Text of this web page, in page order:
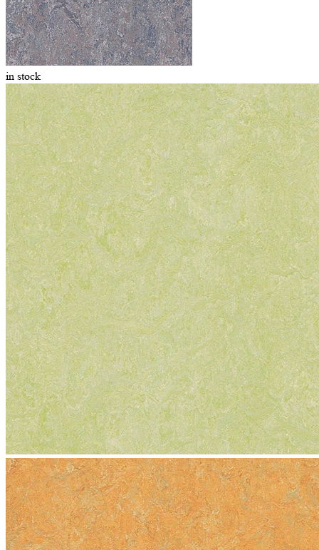
in stock